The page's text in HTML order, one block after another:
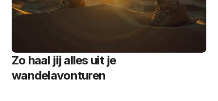
Zo haal jij alles uit je
wandelavonturen